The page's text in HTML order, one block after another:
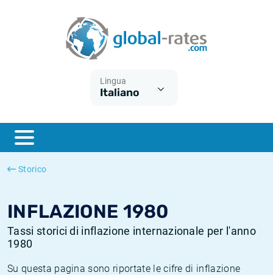
Lingua
Italiano
Storico
INFLAZIONE 1980
Tassi storici di inflazione internazionale per l'anno
1980
Su questa pagina sono riportate le cifre di inflazione
ESTER
SONIA
Cos'è l'inflazione CPI?
Cos'è l'inflazione HICP?
Inflazione Italia
Inflazione Stati Uniti
Tassi storici Euribor
Tassi storici di SONIA
Tassi storici di TONAR
Calcolatore dell’inflazione